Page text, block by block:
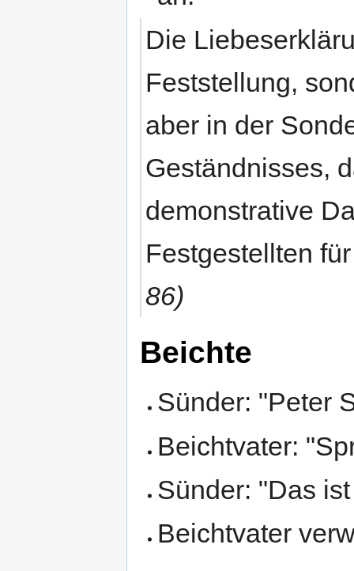
Die
Feststellung,
aber in der
Geständnisses,
demonstrative
Festgestellten
86)
Beichte
Sünder: "Peter
Beichtvater:
Sünder: "Das
Beichtvater